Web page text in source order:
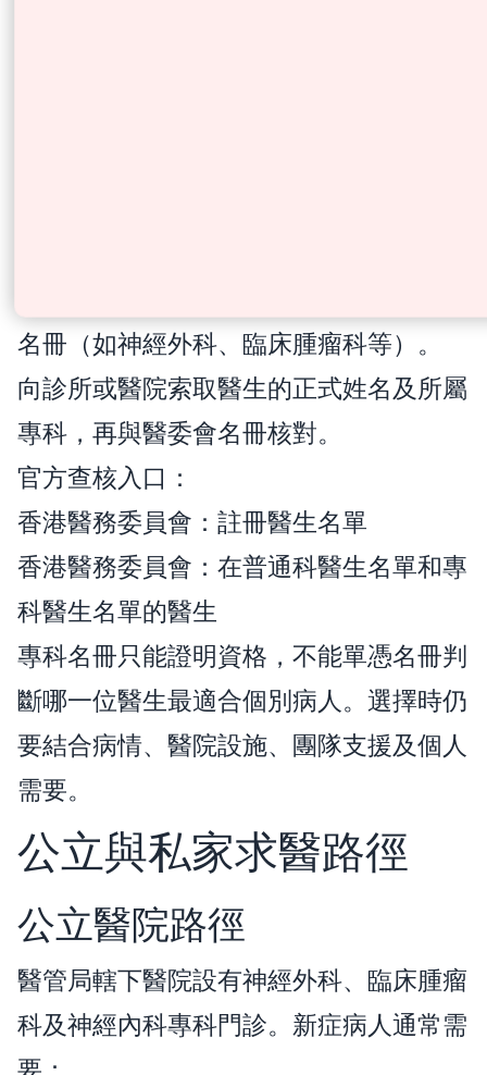
名冊（如神經外科、臨床腫瘤科等）。
向診所或醫院索取醫生的正式姓名及所屬
專科，再與醫委會名冊核對。
官方查核入口：
香港醫務委員會：註冊醫生名單
香港醫務委員會：在普通科醫生名單和專
科醫生名單的醫生
專科名冊只能證明資格，不能單憑名冊判
斷哪一位醫生最適合個別病人。選擇時仍
要結合病情、醫院設施、團隊支援及個人
需要。
公立與私家求醫路徑
公立醫院路徑
醫管局轄下醫院設有神經外科、臨床腫瘤
科及神經內科專科門診。新症病人通常需